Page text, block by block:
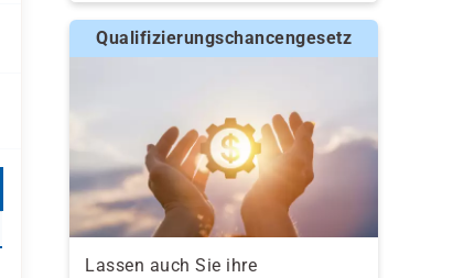
Qualifizierungschancengesetz
Lassen auch Sie ihre